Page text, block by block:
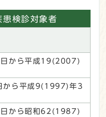
検診対象者
から平成19(2007)
ら平成9(1997)年3
から昭和62(1987)